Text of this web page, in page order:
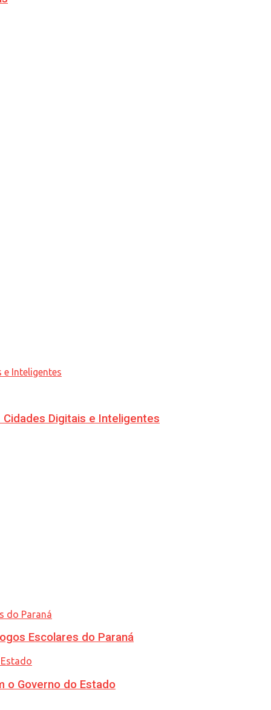
Digitais e Inteligentes
Escolares do Paraná
o Governo do Estado